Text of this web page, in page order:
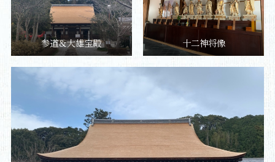
参道＆大雄宝殿 十二神将像